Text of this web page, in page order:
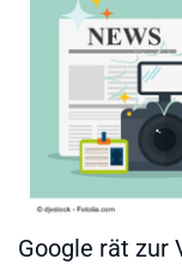
Google rät zur